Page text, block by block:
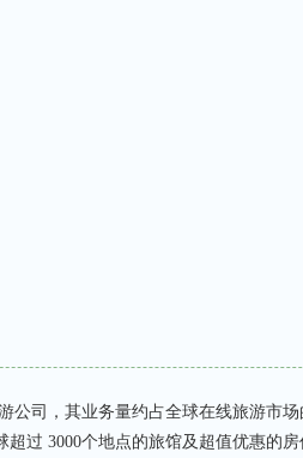
公司，其业务量约占全球在线旅游市场
超过 3000个地点的旅馆及超值优惠的